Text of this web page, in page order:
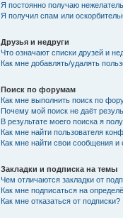
Я постоянно получаю
Я получил спам или
Друзья и недруги
Что означают списки друзей и
Как мне добавлять/удалять
Поиск по форумам
Как мне выполнить поиск по
Почему мой поиск не даёт
В результате моего поиска я
Как мне найти пользователя
Как мне найти свои сообщения
Закладки и подписка на темы
Чем отличаются закладки от
Как мне подписаться на
Как мне отказаться от подписки?